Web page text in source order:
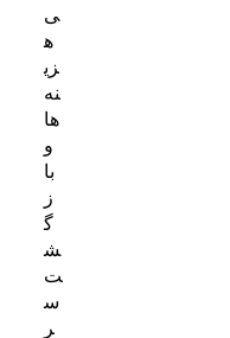
ی
ه
زی
نه‌
ها
و
با
ز
گ
ش
ت
س
ر